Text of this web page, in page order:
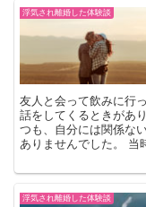
浮気され離婚した体験談
友人と会って飲みに行
話をしてくるときがあ
つも、自分には関係な
ありませんでした。 当
浮気され離婚した体験談